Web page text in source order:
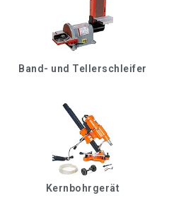
Band- und Tellerschleifer
Kernbohrgerät